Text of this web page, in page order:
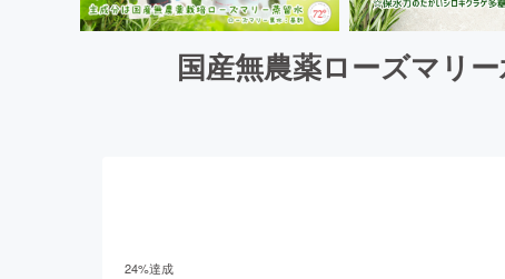
国産無農薬ローズマリ
24%達成